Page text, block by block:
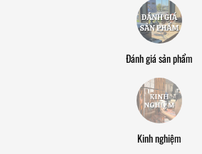
Đánh giá sản phẩm
Kinh nghiệm